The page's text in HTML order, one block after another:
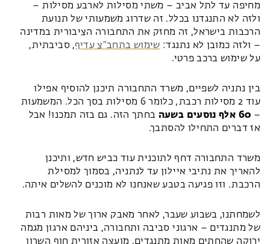
מחיפה עד לתל אביב – משתי מסילות לארבע מסילות –
ולזה לא התנגדנו בכלל. זה שדרוג משמעותי של תנועת
הרכבות בישראל, זה מחזק את התחבורה הציבורית במדינה
– ולזה כמובן לא נתנגד: שימוש בתחב"צ עדיף, סביבתית,
על שימוש ברכב פרטי.
בין נתניה לשפיים, משרד התחבורה תיכנן להוסיף אפילו
עוד 2 מסילות רכבת, כלומר 6 מסילות בסך הכל. המשמעות
– 60 אלף נוסעים בשעה
בחתך הזה. גם בזה תמכנו! אבל
אז דברים התחילו להסתבך.
משרד התחבורה דחף לתוכנית עוד כביש חדש, ותיכנן
להאריך את נתיבי איילון עד לנתניה, בסמוך למסילת
הרכבת. וזו פגיעה בטבע שאנחנו לא מוכנים להשלים איתה.
לשמחתנו, בשבוע שעבר, לאחר מאבק ארוך של מאות רבות
של מתנגדים – ארגוני סביבה ותחבורה, ביניהם ארגון מגמה
ירוקה שהחתים מאות מתנגדים, מועצה אזורית חוף השרון